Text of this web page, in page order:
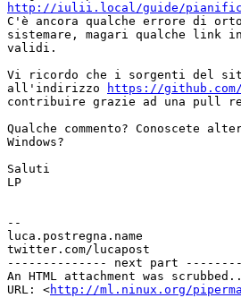
http://iulii.local/guide/
C'è ancora qualche errore di
sistemare, magari qualche link
validi.
Vi ricordo che i sorgenti del
all'indirizzo
https://
contribuire grazie ad una pull
Qualche commento? Conoscete
Windows?
Saluti
LP
--
luca.postregna.name
twitter.com/lucapost
-------------- next part
An HTML attachment was
URL: <http://ml.ninux.org/